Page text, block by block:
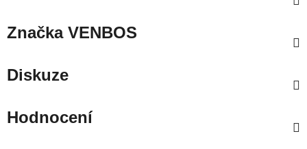
ZnačkaVENBOS
Diskuze
Hodnocení